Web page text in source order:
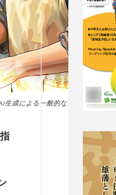
生成による一般的なイメージです。